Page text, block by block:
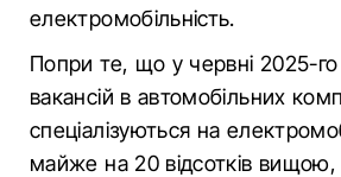
електромобільність.
Попри те, що у червні 2025-го
вакансій в автомобільних
спеціалізуються на
майже на 20 відсотків вищою,